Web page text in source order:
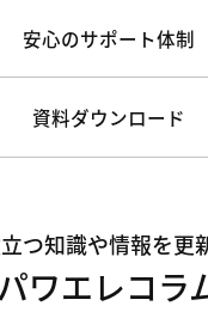
安心のサポート体制
資料ダウンロード
つ知識や情報を更
ワエレコラ